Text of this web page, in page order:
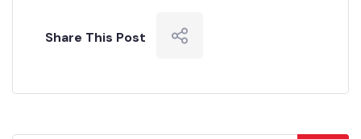
Share This Post